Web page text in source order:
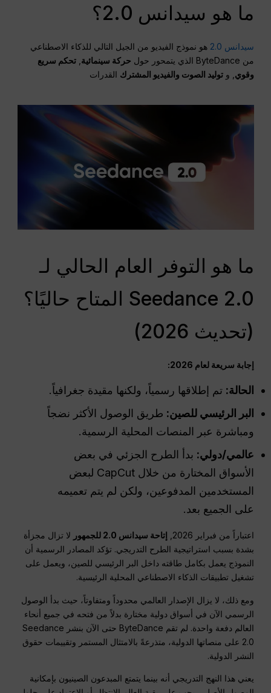
ما هو سيدانس 2.0؟
سيدانس 2.0
هو نموذج الفيديو من الجيل التالي للذكاء الاصطناعي
من ByteDance الذي يتمحور حول
حركة سينمائية ,تحكم سريع
وقوي , وتوليد الصوت والفيديو المشترك القدرات
ما هو التوفر العام الحالي لـ
Seedance 2.0 المتاح حاليًا؟
(تحديث 2026)
إجابة سريعة لعام 2026:
الحالة: تم إطلاقها رسمياً، ولكنها مقيدة جغرافياً.
البر الرئيسي للصين: طريق الوصول الأكثر نضجاً
ومباشرة عبر المنصات المحلية الرسمية.
عالمي/دولي: بدأ الطرح الجزئي في بعض
الأسواق المختارة من خلال CapCut لبعض
المستخدمين المدفوعين، ولكن لم يتم تعميمه
على الجميع بعد.
اعتباراً من فبراير 2026, إتاحة سيدانس 2.0 للجمهور
لا تزال مجزأة
بشدة بسبب استراتيجية الطرح التدريجي. تؤكد المصادر الرسمية أن
النموذج يعمل بكامل طاقته داخل البر الرئيسي للصين، ويعمل على
تشغيل تطبيقات الذكاء الاصطناعي المحلية الرئيسية.
ومع ذلك، لا يزال الإصدار العالمي محدوداً ومتفاوتاً، حيث بدأ الوصول
الرسمي الآن في أسواق دولية مختارة بدلاً من فتحه في جميع أنحاء
العالم دفعة واحدة. لم تقم ByteDance حتى الآن بنشر Seedance
2.0 على منصاتها الدولية، متذرعةً بالامتثال المستمر وتقييمات حقوق
النشر الدولية.
يعني هذا النهج التدريجي أنه بينما يتمتع المبدعون الصينيون بإمكانية